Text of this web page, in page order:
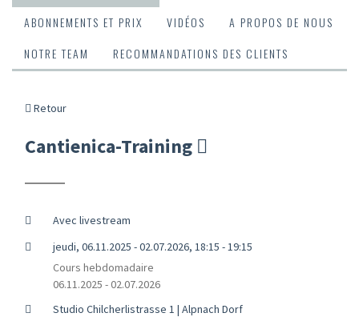
ABONNEMENTS ET PRIX
VIDÉOS
A PROPOS DE NOUS
NOTRE TEAM
RECOMMANDATIONS DES CLIENTS
Retour
Cantienica-Training
Avec livestream
jeudi, 06.11.2025 - 02.07.2026, 18:15 - 19:15
Cours hebdomadaire
06.11.2025 - 02.07.2026
Studio Chilcherlistrasse 1 | Alpnach Dorf